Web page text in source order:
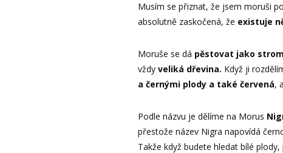
Musím se přiznat, že jsem moruši
absolutně zaskočená, že existuje
Moruše se dá pěstovat jako strom
vždy veliká dřevina. Když ji
a černými plody a také červená,
Podle názvu je dělíme na Morus
přestože název Nigra napovídá
Takže když budete hledat bílé plody,